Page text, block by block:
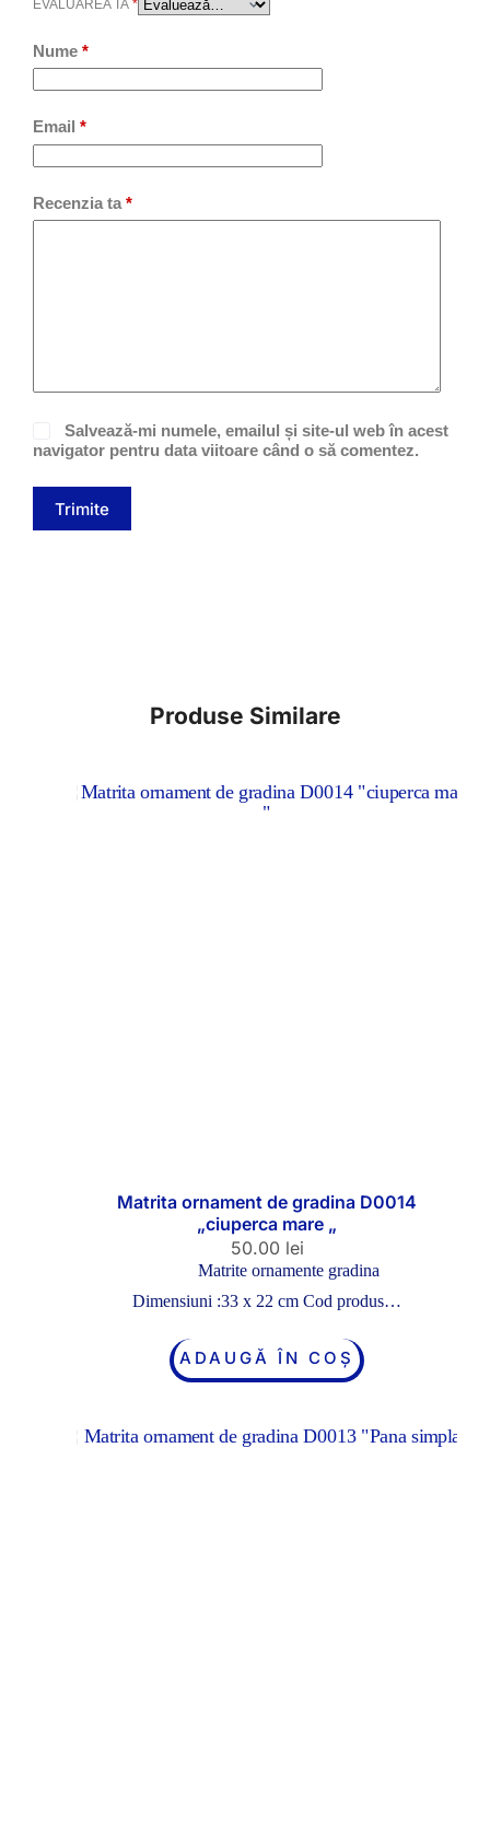
EVALUAREA TA *
Nume *
Email *
Recenzia ta *
Salvează-mi numele, emailul și site-ul web în acest
navigator pentru data viitoare când o să comentez.
Trimite
Produse Similare
Matrita ornament de gradina D0014
„ciuperca mare „
50.00 lei
Matrite ornamente gradina
Dimensiuni :33 x 22 cm Cod produs…
ADAUGĂ ÎN COȘ